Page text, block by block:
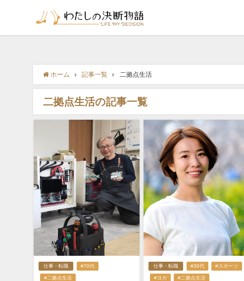
ホーム 記事一覧 二拠点生活
二拠点生活の記事一覧
仕事・転職 #70代
#二拠点生活
仕事・転職 #30代 #スポーツ
#ヨガ #二拠点生活